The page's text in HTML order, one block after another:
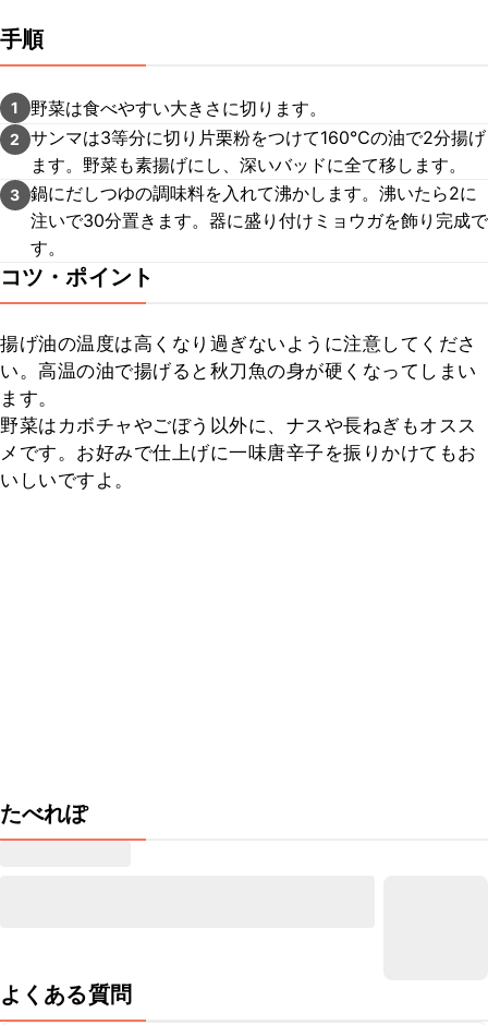
手順
1 野菜は食べやすい大きさに切ります。
2
サンマは3等分に切り片栗粉をつけて160℃の油で2分揚げ
ます。野菜も素揚げにし、深いバッドに全て移します。
3 鍋にだしつゆの調味料を入れて沸かします。沸いたら2に
注いで30分置きます。器に盛り付けミョウガを飾り完成で
す。
コツ・ポイント
揚げ油の温度は高くなり過ぎないように注意してくださ
い。高温の油で揚げると秋刀魚の身が硬くなってしまい
ます。
野菜はカボチャやごぼう以外に、ナスや長ねぎもオスス
メです。お好みで仕上げに一味唐辛子を振りかけてもお
いしいですよ。
たべれぽ
よくある質問